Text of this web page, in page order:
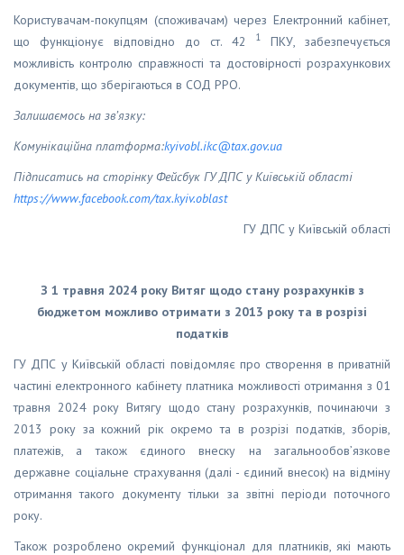
Користувачам-покупцям (споживачам) через Електронний кабінет,
що функціонує відповідно до ст. 42
1
ПКУ, забезпечується
можливість контролю справжності та достовірності розрахункових
документів, що зберігаються в СОД РРО.
Залишаємось на зв’язку:
Комунікаційна платформа:kyivobl.ikc@tax.gov.ua
Підписатись на сторінку Фейсбук ГУ ДПС у Київській області
https://www.facebook.com/tax.kyiv.oblast
ГУ ДПС у Київській області
З 1 травня 2024 року Витяг щодо стану розрахунків з
бюджетом можливо отримати з 2013 року та в розрізі
податків
ГУ ДПС у Київській області повідомляє про створення в приватній
частині електронного кабінету платника можливості отримання з 01
травня 2024 року Витягу щодо стану розрахунків, починаючи з
2013 року за кожний рік окремо та в розрізі податків, зборів,
платежів, а також єдиного внеску на загальнообов’язкове
державне соціальне страхування (далі - єдиний внесок) на відміну
отримання такого документу тільки за звітні періоди поточного
року.
Також розроблено окремий функціонал для платників, які мають